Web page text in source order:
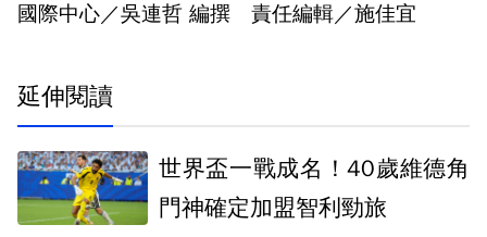
國際中心／吳連哲 編撰 責任編輯／施佳宜
延伸閱讀
世界盃一戰成名！40歲維德角
門神確定加盟智利勁旅